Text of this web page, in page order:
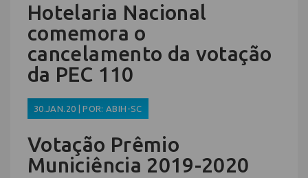
Hotelaria Nacional
comemora o
cancelamento da votação
da PEC 110
30.JAN.20 | POR: ABIH-SC
Votação Prêmio
Municiência 2019-2020